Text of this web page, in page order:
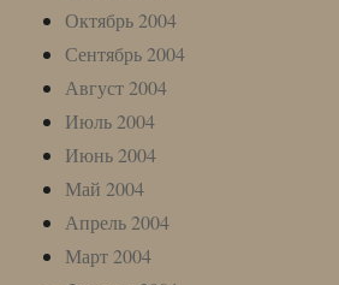
Октябрь 2004
Сентябрь 2004
Август 2004
Июль 2004
Июнь 2004
Май 2004
Апрель 2004
Март 2004